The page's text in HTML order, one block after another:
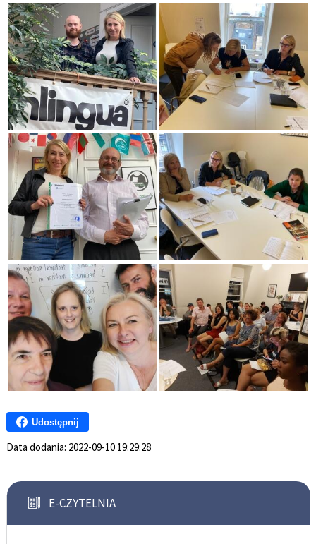
Udostępnij
Data dodania: 2022-09-10 19:29:28
E-CZYTELNIA